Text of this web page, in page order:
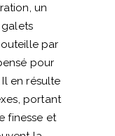
un
par
pour
Il en résulte
portant
finesse et